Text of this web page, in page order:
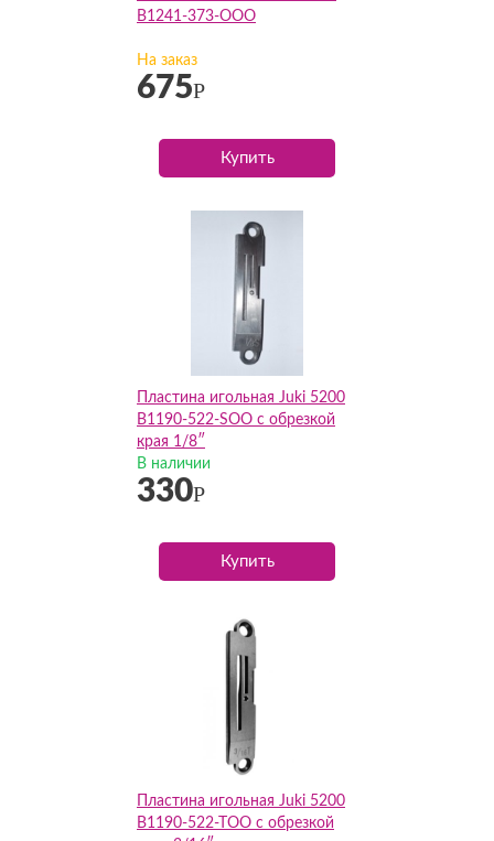
B1241-373-OOO
На заказ
675Р
Купить
Пластина игольная Juki 5200
B1190-522-SOO с обрезкой
края 1/8″
В наличии
330Р
Купить
Пластина игольная Juki 5200
B1190-522-TOO с обрезкой